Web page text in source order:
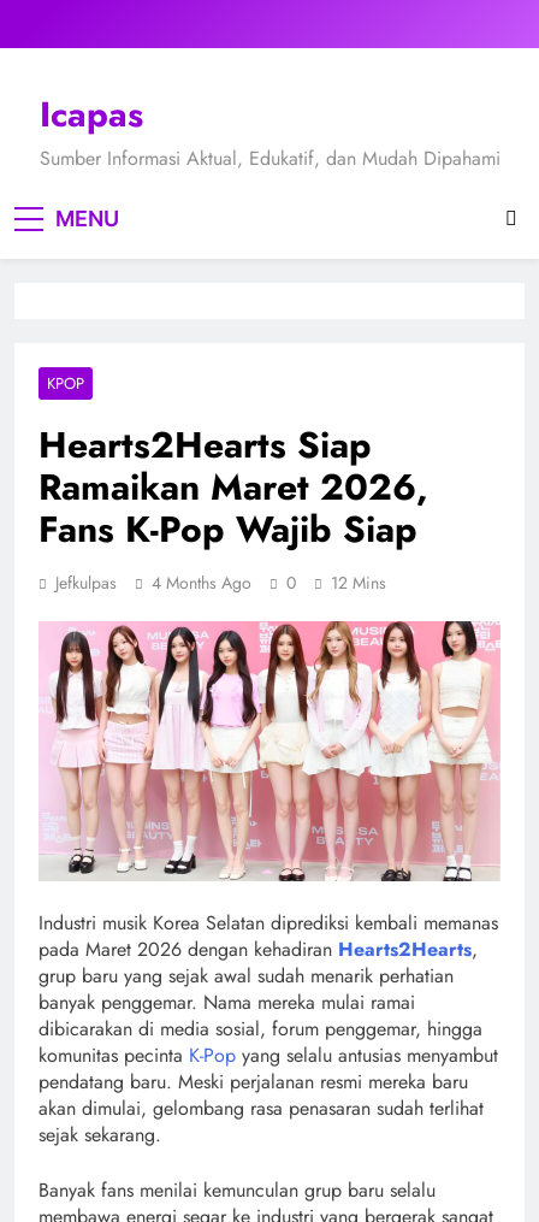
to
Icapas
Sumber Informasi Aktual, Edukatif, dan Mudah Dipahami
MENU
KPOP
Hearts2Hearts Siap
Ramaikan Maret 2026,
Fans K-Pop Wajib Siap
Jefkulpas 4 Months Ago 0 12 Mins
Industri musik Korea Selatan diprediksi kembali memanas
pada Maret 2026 dengan kehadiran Hearts2Hearts,
grup baru yang sejak awal sudah menarik perhatian
banyak penggemar. Nama mereka mulai ramai
dibicarakan di media sosial, forum penggemar, hingga
komunitas pecinta K-Pop yang selalu antusias menyambut
pendatang baru. Meski perjalanan resmi mereka baru
akan dimulai, gelombang rasa penasaran sudah terlihat
sejak sekarang.
Banyak fans menilai kemunculan grup baru selalu
membawa energi segar ke industri yang bergerak sangat